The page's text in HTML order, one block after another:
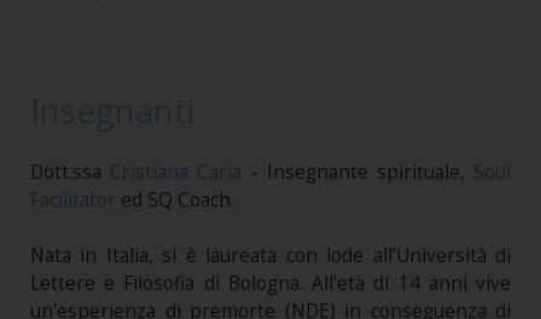
Dott.ssa Cristiana Caria - Insegnante spirituale, Soul
Facilitator ed SQ Coach.
Nata in Italia, si è laureata con lode all’Università di
Lettere e Filosofia di Bologna. All'età di 14 anni vive
un'esperienza di premorte (NDE) in conseguenza di